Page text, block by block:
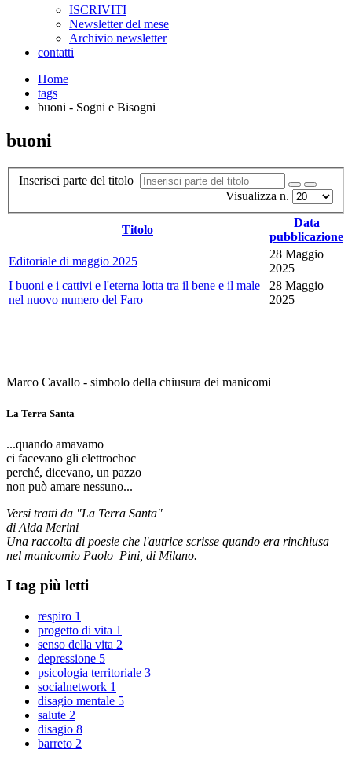
ISCRIVITI
Newsletter del mese
Archivio newsletter
contatti
Home
tags
buoni - Sogni e Bisogni
buoni
Inserisci parte del titolo
Visualizza n.
Titolo
Data
pubblicazione
Editoriale di maggio 2025
28 Maggio
2025
I buoni e i cattivi e l'eterna lotta tra il bene e il male
nel nuovo numero del Faro
28 Maggio
2025
Marco Cavallo - simbolo della chiusura dei manicomi
La Terra Santa
...quando amavamo
ci facevano gli elettrochoc
perché, dicevano, un pazzo
non può amare nessuno...
Versi tratti da "La Terra Santa"
di Alda Merini
Una raccolta di poesie che l'autrice scrisse quando era rinchiusa
nel manicomio Paolo Pini, di Milano.
I tag più letti
respiro 1
progetto di vita 1
senso della vita 2
depressione 5
psicologia territoriale 3
socialnetwork 1
disagio mentale 5
salute 2
disagio 8
barreto 2